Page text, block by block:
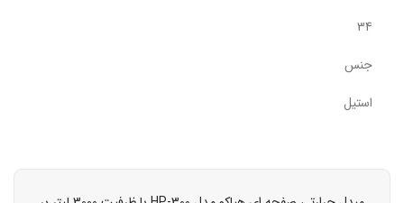
34
جنس
استیل